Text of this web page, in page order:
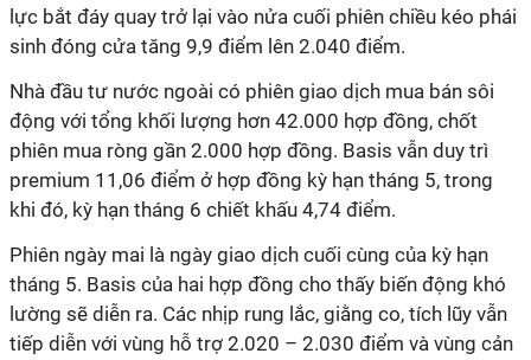
lực bắt đáy quay trở lại vào nửa cuối phiên chiều kéo phái
sinh đóng cửa tăng 9,9 điểm lên 2.040 điểm.
Nhà đầu tư nước ngoài có phiên giao dịch mua bán sôi
động với tổng khối lượng hơn 42.000 hợp đồng, chốt
phiên mua ròng gần 2.000 hợp đồng. Basis vẫn duy trì
premium 11,06 điểm ở hợp đồng kỳ hạn tháng 5, trong
khi đó, kỳ hạn tháng 6 chiết khấu 4,74 điểm.
Phiên ngày mai là ngày giao dịch cuối cùng của kỳ hạn
tháng 5. Basis của hai hợp đồng cho thấy biến động khó
lường sẽ diễn ra. Các nhịp rung lắc, giằng co, tích lũy vẫn
tiếp diễn với vùng hỗ trợ 2.020 – 2.030 điểm và vùng cản